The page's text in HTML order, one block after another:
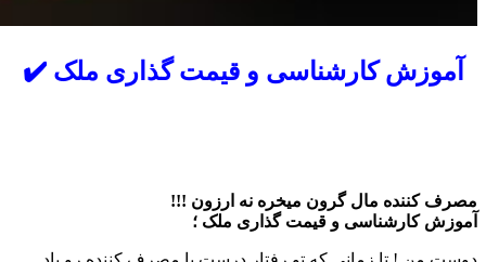
آموزش کارشناسی و قیمت گذاری ملک ✔️
مصرف کننده مال گرون میخره نه ارزون !!!
آموزش کارشناسی و قیمت گذاری ملک ؛